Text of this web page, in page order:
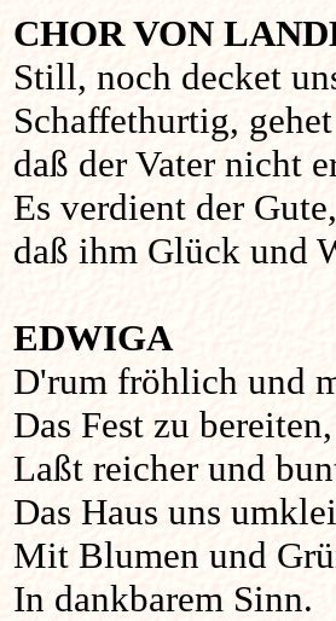
CHOR VON
Still, noch decket
Schaffethurtig,
daß der Vater nicht
Es verdient der
daß ihm Glück und
EDWIGA
D'rum fröhlich und
Das Fest zu bereiten,
Laßt reicher und
Das Haus uns
Mit Blumen und
In dankbarem Sinn.